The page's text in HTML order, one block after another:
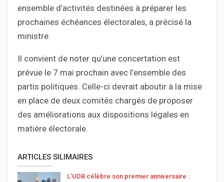
ensemble d’activités destinées à préparer les
prochaines échéances électorales, a précisé la
ministre.
Il convient de noter qu’une concertation est
prévue le 7 mai prochain avec l’ensemble des
partis politiques. Celle-ci devrait aboutir à la mise
en place de deux comités chargés de proposer
des améliorations aux dispositions légales en
matière électorale.
ARTICLES SILIMAIRES
L’UDB célèbre son premier anniversaire :